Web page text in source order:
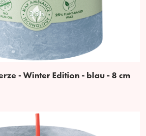
- Winter Edition - blau - 8 cm